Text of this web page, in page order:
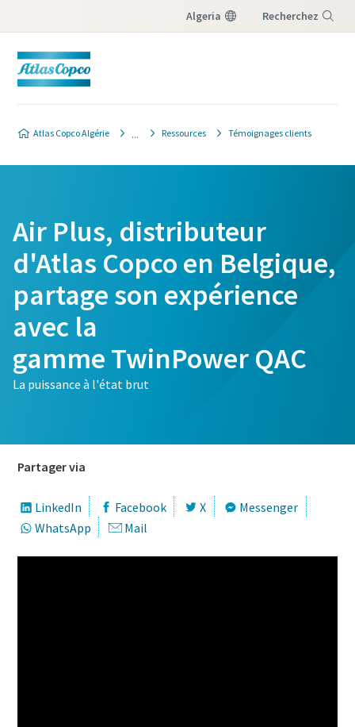
Algeria Recherchez
Atlas Copco Algérie Ressources Témoignages clients
Air Plus, distributeur
d'Atlas Copco en Belgique,
partage son expérience
avec la
gamme TwinPower QAC
La puissance à l'état brut
Partager via
LinkedIn Facebook X
Messenger
WhatsApp
Mail